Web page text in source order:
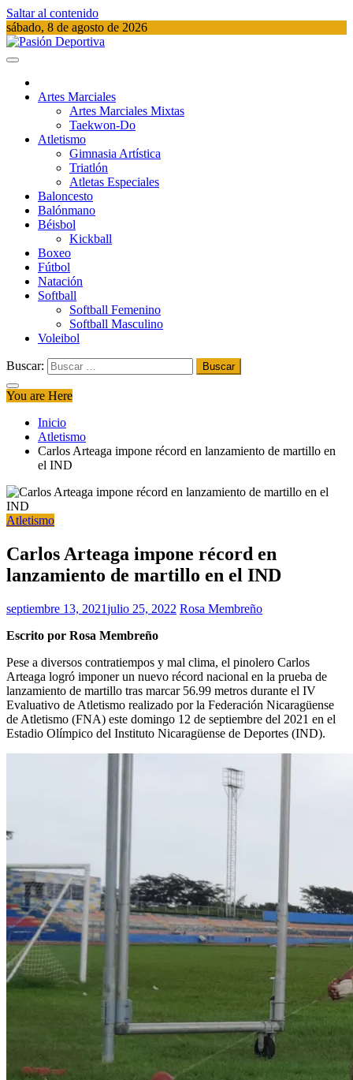
Saltar al contenido
sábado, 8 de agosto de 2026
Artes Marciales
Artes Marciales Mixtas
Taekwon-Do
Atletismo
Gimnasia Artística
Triatlón​
Atletas Especiales
Baloncesto
Balónmano
Béisbol
Kickball​
Boxeo
Fútbol
Natación​
Softball​
Softball​ Femenino
Softball​ Masculino
Voleibol​
Buscar:
You are Here
Inicio
Atletismo
Carlos Arteaga impone récord en lanzamiento de martillo en
el IND
Atletismo
Carlos Arteaga impone récord en
lanzamiento de martillo en el IND
septiembre 13, 2021julio 25, 2022 Rosa Membreño
Escrito por Rosa Membreño
Pese a diversos contratiempos y mal clima, el pinolero Carlos
Arteaga logró imponer un nuevo récord nacional en la prueba de
lanzamiento de martillo tras marcar 56.99 metros durante el IV
Evaluativo de Atletismo realizado por la Federación Nicaragüense
de Atletismo (FNA) este domingo 12 de septiembre del 2021 en el
Estadio Olímpico del Instituto Nicaragüense de Deportes (IND).